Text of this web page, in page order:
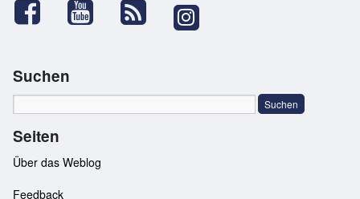
Suchen
Seiten
Über das Weblog
Feedback